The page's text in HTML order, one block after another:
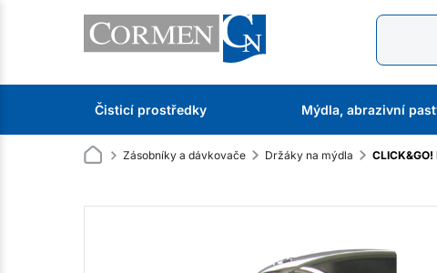
Čisticí prostředky Mýdla, abrazivní
Zásobníky a dávkovače Držáky na mýdla